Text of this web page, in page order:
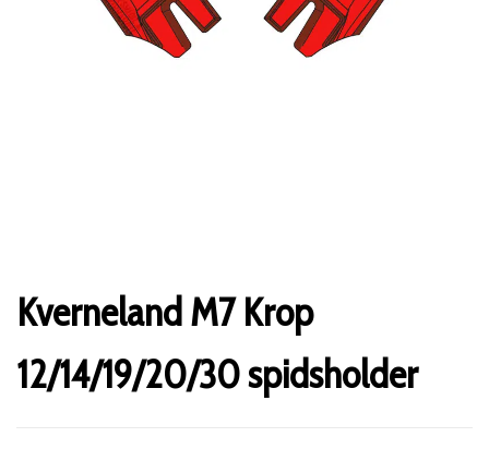
Kverneland M7 Krop
12/14/19/20/30 spidsholder